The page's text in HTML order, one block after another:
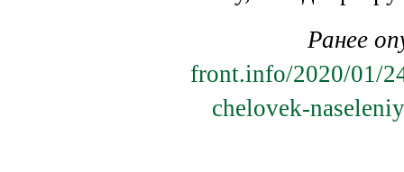
Ранее
front.info/2020/01/
chelovek-